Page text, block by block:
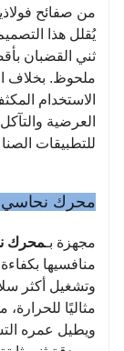
من صفائح
يُقلل هذا
ثني القضبان
ملحوظ. بخلاف
الاستخدام
العرضية
للتطبيقات
محرك نحاسي
مجهزة بـمحرك
منافسيها
وتشغيل أكثر
مثاليًا
ويطيل عمره